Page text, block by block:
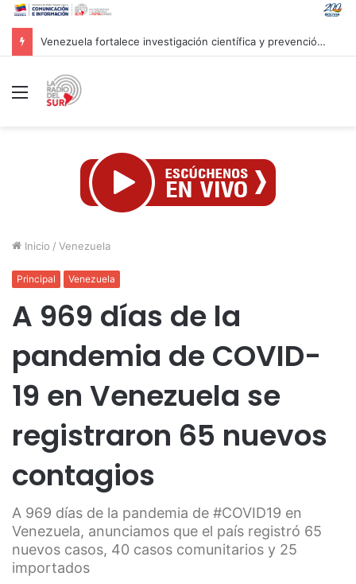
Venezuela ratifica disposición al diálogo comercial con Colombia bajo el principio de soberanía
Menú
Inicio / Venezuela
Principal Venezuela
A 969 días de la
pandemia de COVID-
19 en Venezuela se
registraron 65 nuevos
contagios
A 969 días de la pandemia de #COVID19 en
Venezuela, anunciamos que el país registró 65
nuevos casos, 40 casos comunitarios y 25
importados